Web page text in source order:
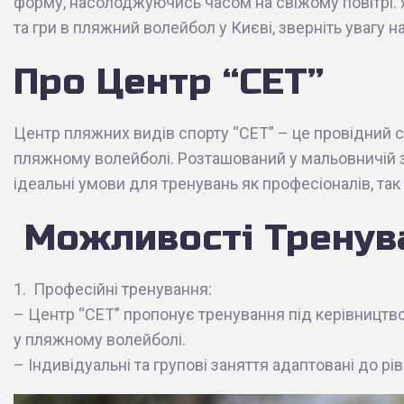
та гри в пляжний волейбол у Києві, зверніть увагу
Про Центр “СЕТ”
Центр пляжних видів спорту “СЕТ” – це провідний
пляжному волейболі. Розташований у
ідеальні умови для тренувань як професіоналів, так
Можливості
1. Професійні тренування:
– Центр “СЕТ” пропонує тренування під
у пляжному волейболі.
– Індивідуальні та групові заняття адаптовані до